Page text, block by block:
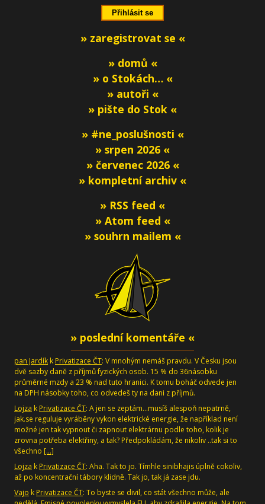
» zaregistrovat se «
» domů «
» o Stokách… «
» autoři «
» pište do Stok «
» #ne_poslušnosti «
» srpen 2026 «
» červenec 2026 «
» kompletní archiv «
» RSS feed «
» Atom feed «
» souhrn mailem «
» poslední komentáře «
pan Jardík k Privatizace ČT: V mnohým nemáš pravdu. V Česku jsou
dvě sazby daně z příjmů fyzických osob. 15 % do 36násobku
průměrné mzdy a 23 % nad tuto hranici. K tomu boháč odvede jen
na DPH násobky toho, co odvedeš ty na dani z příjmů.
Lojza k Privatizace ČT: A jen se zeptám...musíš alespoň nepatrně,
jak.se reguluje vyráběny vykon elektrické energie, že například není
možné jen tak vypnout či zapnout elektrárnu podle toho, kolik je
zrovna potřeba elektřiny, a tak? Předpokládám, že nikoliv ..tak si to
všechno […]
Lojza k Privatizace ČT: Aha. Tak to jo. Tímhle sinibhajis úplně cokoliv,
až po koncentrační tábory klidně. Tak jo, tak já zase jdu.
Vajo k Privatizace ČT: To byste se divil, co stát všechno může, ale